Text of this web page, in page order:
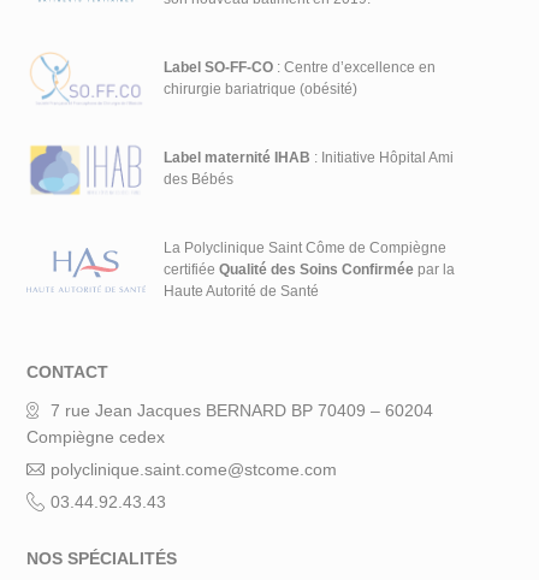
Label SO-FF-CO : Centre d’excellence en
chirurgie bariatrique (obésité)
Label maternité IHAB : Initiative Hôpital Ami
des Bébés
La Polyclinique Saint Côme de Compiègne
certifiéeQualité des Soins Confirmée par la
Haute Autorité de Santé
CONTACT
7 rue Jean Jacques BERNARD BP 70409 – 60204
Compiègne cedex
polyclinique.saint.come@stcome.com
03.44.92.43.43
NOS SPÉCIALITÉS